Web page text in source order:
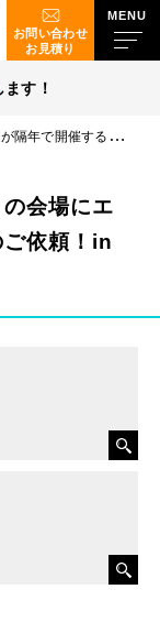
お問い合わせ
お見積り
ます！
りの会場にエア遊具（ふわふわ）レンタルのご依頼！in兵庫県西脇市
会場にエ
依頼！in